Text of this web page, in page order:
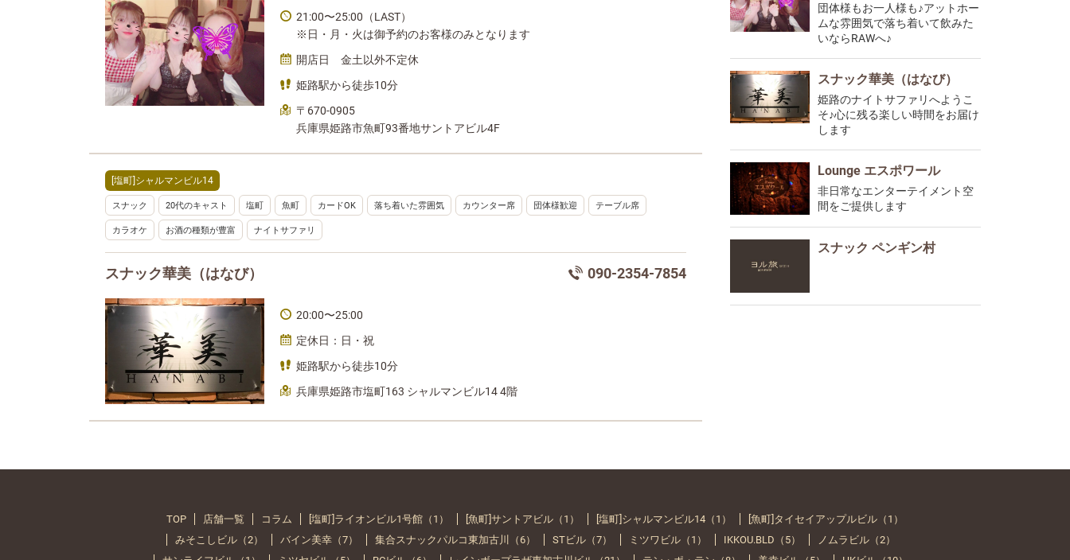
21:00〜25:00（LAST）
※日・月・火は御予約のお客様のみとなります
開店日 金土以外不定休
姫路駅から徒歩10分
〒670-0905
兵庫県姫路市魚町93番地サントアビル4F
[塩町]シャルマンビル14
スナック 20代のキャスト 塩町 魚町 カードOK 落ち着いた雰囲気 カウンター席 団体様歓迎 テーブル席
カラオケ お酒の種類が豊富 ナイトサファリ
スナック華美（はなび） 090-2354-7854
20:00〜25:00
定休日：日・祝
姫路駅から徒歩10分
兵庫県姫路市塩町163 シャルマンビル14 4階
団体様もお一人様も♪アットホー
ムな雰囲気で落ち着いて飲みた
いならRAWへ♪
スナック華美（はなび）
姫路のナイトサファリへようこ
そ♪心に残る楽しい時間をお届け
します
Lounge エスポワール
非日常なエンターテイメント空
間をご提供します
スナック ペンギン村
TOP 店舗一覧 コラム [塩町]ライオンビル1号館（1） [魚町]サントアビル（1） [塩町]シャルマンビル14（1）
[魚町]タイセイアップルビル（1）
みそこしビル（2）
バイン美幸（7） 集合スナックパルコ東加古川（6） STビル（7） ミツワビル（1） IKKOU.BLD（5）
ノムラビル（2）